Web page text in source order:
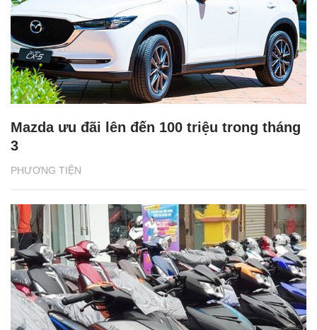
PHƯƠNG TIỆN
Mazda ưu đãi lên đến 100 triệu trong tháng
3